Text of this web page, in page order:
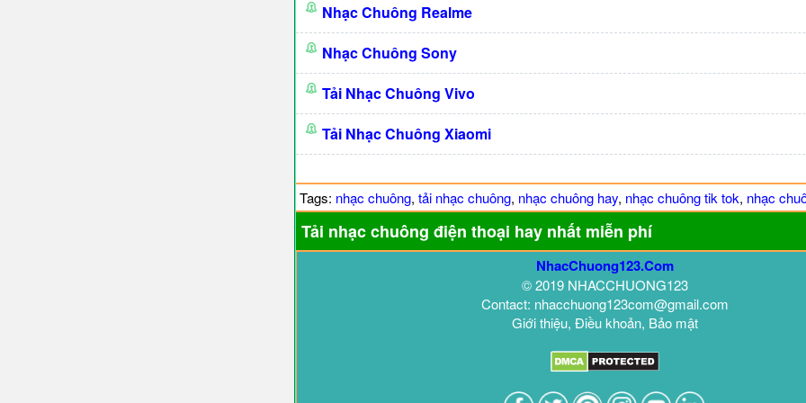
Nhạc Chuông Realme
Nhạc Chuông Sony
Tải Nhạc Chuông Vivo
Tải Nhạc Chuông Xiaomi
Tags: nhạc chuông, tải nhạc chuông, nhạc chuông hay, nhạc chuông tik tok, nhạc
Tải nhạc chuông điện thoại hay nhất miễn phí
NhacChuong123.Com
© 2019 NHACCHUONG123
Contact: nhacchuong123com@gmail.com
Giới thiệu, Điều khoản, Bảo mật